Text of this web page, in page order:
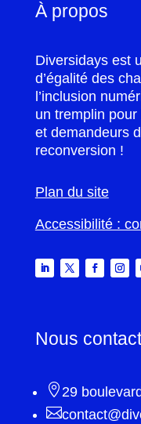
À propos
Diversidays est
d’égalité des
l’inclusion
un tremplin
et demandeurs
reconversion !
Plan du site
Accessibilité :
Nous
 29
